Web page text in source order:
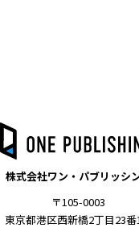
株式会社ワン・パブリッシ
〒105-0003
東京都港区西新橋2丁目23番